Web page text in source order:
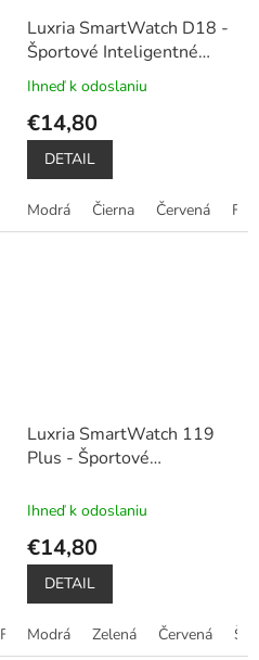
Luxria SmartWatch D18 -
Športové Inteligentné
hodinky
Priemerné
hodnotenie
produktu
5
hviezdičiek.
Ihneď k odoslaniu
€14,80
DETAIL
Modrá Čierna Červená
Fialová Tyrkysová
Luxria SmartWatch 119
Plus - Športové
Ihneď k odoslaniu
€14,80
DETAIL
Modrá Zelená Červená